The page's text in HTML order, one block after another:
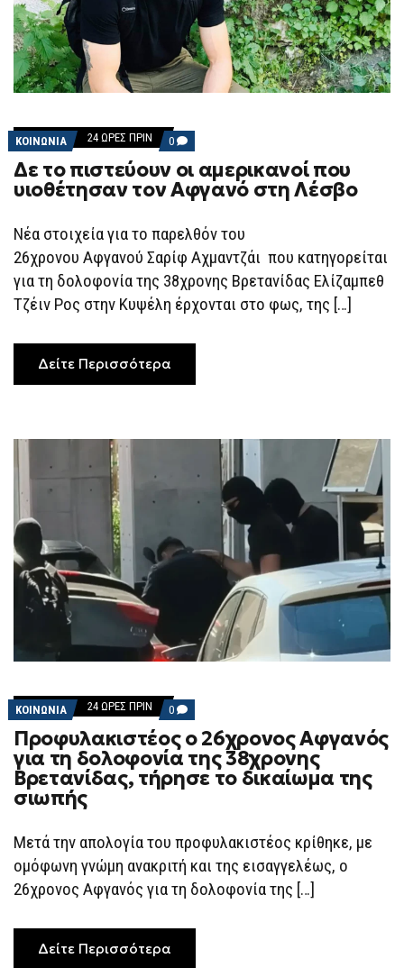
ΚΟΙΝΩΝΙΑ 24 ΏΡΕΣ ΠΡΙΝ 0 COMMENTS
ON
ΔΕ
ΤΟ
ΠΙΣΤΕΎΟΥΝ
ΠΟΥ
ΥΙΟΘΈΤΗΣΑΝ
ΤΟΝ
ΑΦΓΑΝΌ
ΣΤΗ
ΛΈΣΒΟ
Δε το πιστεύουν οι αμερικανοί που
υιοθέτησαν τον Αφγανό στη Λέσβο
Νέα στοιχεία για το παρελθόν του
26χρονου Αφγανού Σαρίφ Αχμαντζάι που κατηγορείται
για τη δολοφονία της 38χρονης Βρετανίδας Ελίζαμπεθ
Τζέιν Ρος στην Κυψέλη έρχονται στο φως, της […]
Δείτε Περισσότερα
ΚΟΙΝΩΝΙΑ 24 ΏΡΕΣ ΠΡΙΝ 0 COMMENTS
ON
ΠΡΟΦΥΛΑΚΙΣΤΈΟΣ
Ο
26ΧΡΟΝΟΣ
ΑΦΓΑΝΌΣ
ΓΙΑ
38ΧΡΟΝΗΣ
ΒΡΕΤΑΝΊΔΑΣ,
ΤΉΡΗΣΕ
ΤΟ
ΔΙΚΑΊΩΜΑ
Προφυλακιστέος ο 26χρονος Αφγανός
για τη δολοφονία της 38χρονης
Βρετανίδας, τήρησε το δικαίωμα της
σιωπής
Μετά την απολογία του προφυλακιστέος κρίθηκε, με
ομόφωνη γνώμη ανακριτή και της εισαγγελέως, ο
26χρονος Αφγανός για τη δολοφονία της […]
Δείτε Περισσότερα